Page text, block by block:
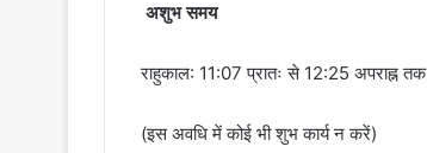
अशुभ समय
राहुकाल: 11:07 प्रातः से 12:25 अपराह्न तक
(इस अवधि में कोई भी शुभ कार्य न करें)